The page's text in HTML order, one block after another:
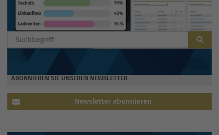
BLOG DURCHSUCHEN
ABONNIEREN SIE UNSEREN NEWSLETTER
Newsletter abonnieren